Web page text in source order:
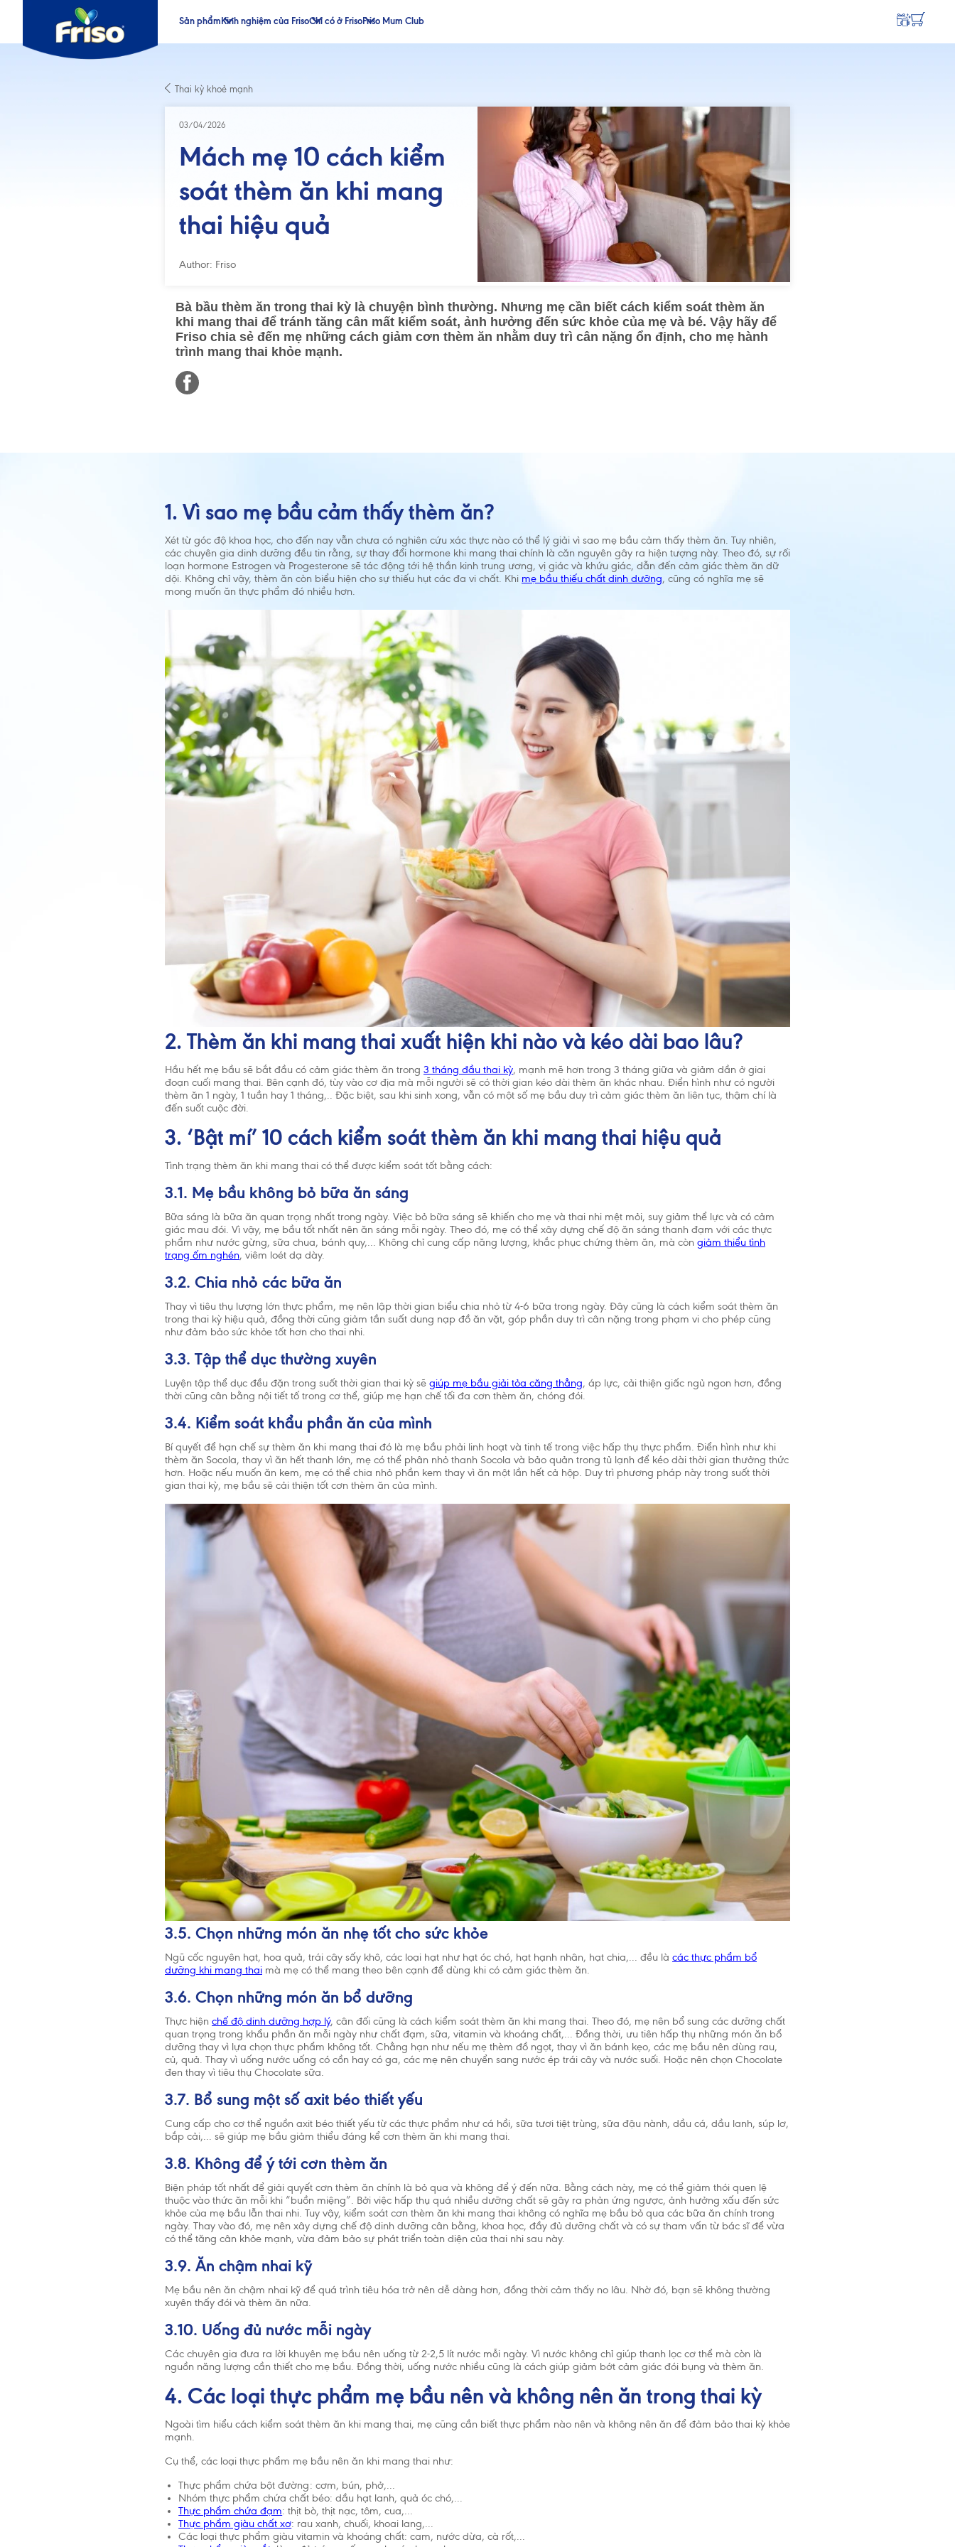
Sản phẩm
®
Kinh nghiệm của FrisoChỉ có ở FrisoFriso Mum Club
Thai kỳ khoẻ mạnh
03/04/2026
Mách mẹ 10 cách kiểm
soát thèm ăn khi mang
thai hiệu quả
Author: Friso
Bà bầu thèm ăn trong thai kỳ là chuyện bình thường. Nhưng mẹ cần biết cách kiểm soát thèm ăn
khi mang thai để tránh tăng cân mất kiểm soát, ảnh hưởng đến sức khỏe của mẹ và bé. Vậy hãy để
Friso chia sẻ đến mẹ những cách giảm cơn thèm ăn nhằm duy trì cân nặng ổn định, cho mẹ hành
trình mang thai khỏe mạnh.
1. Vì sao mẹ bầu cảm thấy thèm ăn?
Xét từ góc độ khoa học, cho đến nay vẫn chưa có nghiên cứu xác thực nào có thể lý giải vì sao mẹ bầu cảm thấy thèm ăn. Tuy nhiên,
các chuyên gia dinh dưỡng đều tin rằng, sự thay đổi hormone khi mang thai chính là căn nguyên gây ra hiện tượng này. Theo đó, sự rối
loạn hormone Estrogen và Progesterone sẽ tác động tới hệ thần kinh trung ương, vị giác và khứu giác, dẫn đến cảm giác thèm ăn dữ
dội. Không chỉ vậy, thèm ăn còn biểu hiện cho sự thiếu hụt các đa vi chất. Khi mẹ bầu thiếu chất dinh dưỡng, cũng có nghĩa mẹ sẽ
mong muốn ăn thực phẩm đó nhiều hơn.
2. Thèm ăn khi mang thai xuất hiện khi nào và kéo dài bao lâu?
Hầu hết mẹ bầu sẽ bắt đầu có cảm giác thèm ăn trong 3 tháng đầu thai kỳ, mạnh mẽ hơn trong 3 tháng giữa và giảm dần ở giai
đoạn cuối mang thai. Bên cạnh đó, tùy vào cơ địa mà mỗi người sẽ có thời gian kéo dài thèm ăn khác nhau. Điển hình như có người
thèm ăn 1 ngày, 1 tuần hay 1 tháng,.. Đặc biệt, sau khi sinh xong, vẫn có một số mẹ bầu duy trì cảm giác thèm ăn liên tục, thậm chí là
đến suốt cuộc đời.
3. ‘Bật mí’ 10 cách kiểm soát thèm ăn khi mang thai hiệu quả
Tình trạng thèm ăn khi mang thai có thể được kiểm soát tốt bằng cách:
3.1. Mẹ bầu không bỏ bữa ăn sáng
Bữa sáng là bữa ăn quan trọng nhất trong ngày. Việc bỏ bữa sáng sẽ khiến cho mẹ và thai nhi mệt mỏi, suy giảm thể lực và có cảm
giác mau đói. Vì vậy, mẹ bầu tốt nhất nên ăn sáng mỗi ngày. Theo đó, mẹ có thể xây dựng chế độ ăn sáng thanh đạm với các thực
phẩm như nước gừng, sữa chua, bánh quy,... Không chỉ cung cấp năng lượng, khắc phục chứng thèm ăn, mà còn giảm thiểu tình
trạng ốm nghén, viêm loét dạ dày.
3.2. Chia nhỏ các bữa ăn
Thay vì tiêu thụ lượng lớn thực phẩm, mẹ nên lập thời gian biểu chia nhỏ từ 4-6 bữa trong ngày. Đây cũng là cách kiểm soát thèm ăn
trong thai kỳ hiệu quả, đồng thời cũng giảm tần suất dung nạp đồ ăn vặt, góp phần duy trì cân nặng trong phạm vi cho phép cũng
như đảm bảo sức khỏe tốt hơn cho thai nhi.
3.3. Tập thể dục thường xuyên
Luyện tập thể dục đều đặn trong suốt thời gian thai kỳ sẽ giúp mẹ bầu giải tỏa căng thẳng, áp lực, cải thiện giấc ngủ ngon hơn, đồng
thời cũng cân bằng nội tiết tố trong cơ thể, giúp mẹ hạn chế tối đa cơn thèm ăn, chóng đói.
3.4. Kiểm soát khẩu phần ăn của mình
Bí quyết để hạn chế sự thèm ăn khi mang thai đó là mẹ bầu phải linh hoạt và tinh tế trong việc hấp thụ thực phẩm. Điển hình như khi
thèm ăn Socola, thay vì ăn hết thanh lớn, mẹ có thể phân nhỏ thanh Socola và bảo quản trong tủ lạnh để kéo dài thời gian thưởng thức
hơn. Hoặc nếu muốn ăn kem, mẹ có thể chia nhỏ phần kem thay vì ăn một lần hết cả hộp. Duy trì phương pháp này trong suốt thời
gian thai kỳ, mẹ bầu sẽ cải thiện tốt cơn thèm ăn của mình.
3.5. Chọn những món ăn nhẹ tốt cho sức khỏe
Ngũ cốc nguyên hạt, hoa quả, trái cây sấy khô, các loại hạt như hạt óc chó, hạt hạnh nhân, hạt chia,... đều là các thực phẩm bổ
dưỡng khi mang thai mà mẹ có thể mang theo bên cạnh để dùng khi có cảm giác thèm ăn.
3.6. Chọn những món ăn bổ dưỡng
Thực hiện chế độ dinh dưỡng hợp lý, cân đối cũng là cách kiểm soát thèm ăn khi mang thai. Theo đó, mẹ nên bổ sung các dưỡng chất
quan trọng trong khẩu phần ăn mỗi ngày như chất đạm, sữa, vitamin và khoáng chất,... Đồng thời, ưu tiên hấp thụ những món ăn bổ
dưỡng thay vì lựa chọn thực phẩm không tốt. Chẳng hạn như nếu mẹ thèm đồ ngọt, thay vì ăn bánh kẹo, các mẹ bầu nên dùng rau,
củ, quả. Thay vì uống nước uống có cồn hay có ga, các mẹ nên chuyển sang nước ép trái cây và nước suối. Hoặc nên chọn Chocolate
đen thay vì tiêu thụ Chocolate sữa.
3.7. Bổ sung một số axit béo thiết yếu
Cung cấp cho cơ thể nguồn axit béo thiết yếu từ các thực phẩm như cá hồi, sữa tươi tiệt trùng, sữa đậu nành, dầu cá, dầu lanh, súp lơ,
bắp cải,... sẽ giúp mẹ bầu giảm thiểu đáng kể cơn thèm ăn khi mang thai.
3.8. Không để ý tới cơn thèm ăn
Biện pháp tốt nhất để giải quyết cơn thèm ăn chính là bỏ qua và không để ý đến nữa. Bằng cách này, mẹ có thể giảm thói quen lệ
thuộc vào thức ăn mỗi khi “buồn miệng”. Bởi việc hấp thụ quá nhiều dưỡng chất sẽ gây ra phản ứng ngược, ảnh hưởng xấu đến sức
khỏe của mẹ bầu lẫn thai nhi. Tuy vậy, kiểm soát cơn thèm ăn khi mang thai không có nghĩa mẹ bầu bỏ qua các bữa ăn chính trong
ngày. Thay vào đó, mẹ nên xây dựng chế độ dinh dưỡng cân bằng, khoa học, đầy đủ dưỡng chất và có sự tham vấn từ bác sĩ để vừa
có thể tăng cân khỏe mạnh, vừa đảm bảo sự phát triển toàn diện của thai nhi sau này.
3.9. Ăn chậm nhai kỹ
Mẹ bầu nên ăn chậm nhai kỹ để quá trình tiêu hóa trở nên dễ dàng hơn, đồng thời cảm thấy no lâu. Nhờ đó, bạn sẽ không thường
xuyên thấy đói và thèm ăn nữa.
3.10. Uống đủ nước mỗi ngày
Các chuyên gia đưa ra lời khuyên mẹ bầu nên uống từ 2-2,5 lít nước mỗi ngày. Vì nước không chỉ giúp thanh lọc cơ thể mà còn là
nguồn năng lượng cần thiết cho mẹ bầu. Đồng thời, uống nước nhiều cũng là cách giúp giảm bớt cảm giác đói bụng và thèm ăn.
4. Các loại thực phẩm mẹ bầu nên và không nên ăn trong thai kỳ
Ngoài tìm hiểu cách kiểm soát thèm ăn khi mang thai, mẹ cũng cần biết thực phẩm nào nên và không nên ăn để đảm bảo thai kỳ khỏe
mạnh.
Cụ thể, các loại thực phẩm mẹ bầu nên ăn khi mang thai như:
Thực phẩm chứa bột đường: cơm, bún, phở,...
Nhóm thực phẩm chứa chất béo: dầu hạt lanh, quả óc chó,...
Thực phẩm chứa đạm: thịt bò, thịt nạc, tôm, cua,...
Thực phẩm giàu chất xơ: rau xanh, chuối, khoai lang,...
Các loại thực phẩm giàu vitamin và khoáng chất: cam, nước dừa, cà rốt,...
Tổ chức Y Tế Thế Giới (WHO) khuyến cáo nên nuôi con bằng sữa mẹ cho đến khi trẻ được
2 tuổi. Cho trẻ bú bình hoặc dùng thức ăn, thức uống khác trong 6 tháng đầu là không
cần thiết và sẽ có ảnh hưởng không tốt đến việc nuôi con bằng sữa mẹ. Sau sáu tháng
tuổi, trẻ cần được cho ăn thức ăn bổ sung phù hợp với lứa tuổi kết hợp với bú sữa mẹ cho
đến 2 tuổi. Hãy gặp bác sĩ để được tư vấn trước khi quyết định dùng sản phẩm dinh
dưỡng công thức hoặc nếu bạn gặp vấn đề khi cho con bú.